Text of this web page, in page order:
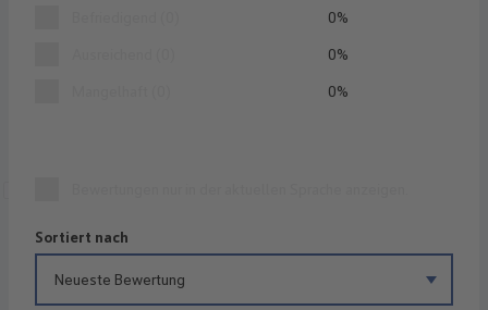
0%
0%
0%
Sortiert nach